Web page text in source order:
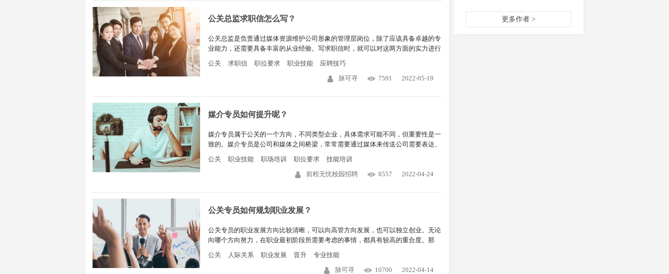
公关总监求职信怎么写？
公关总监是负责通过媒体资源维护公司形象的管理层岗位，除了应该具备卓越的专
业能力，还需要具备丰富的从业经验。写求职信时，就可以对这两方面的实力进行
描述。不过，具体应该包含哪些内容呢？一起来看看。
公关 求职信 职位要求 职业技能
应聘技巧
脉可寻
7591 2022-05-19
媒介专员如何提升呢？
媒介专员属于公关的一个方向，不同类型企业，具体需求可能不同，但重要性是一
致的。媒介专员是公司和媒体之间桥梁，常常需要通过媒体来传送公司需要表达、
符合公司利益的信息。那么，媒介专员该如何提升呢？
公关 职业技能 职场培训 职位要求
技能培训
前程无忧校园招聘
8557 2022-04-24
公关专员如何规划职业发展？
公关专员的职业发展方向比较清晰，可以向高管方向发展，也可以独立创业。无论
向哪个方向努力，在职业最初阶段所需要考虑的事情，都具有较高的重合度。那
么，公关专员进行职业发展规划时，应考虑哪些方面？
公关 人际关系 职业发展 晋升
专业技能
脉可寻
10700 2022-04-14
更近一步！
更多作者 >